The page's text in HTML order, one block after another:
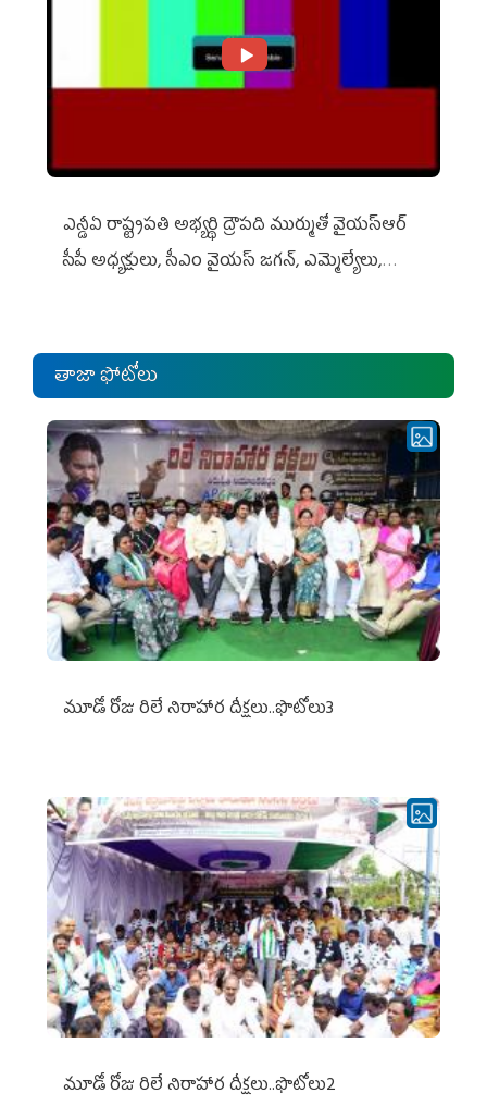
ఎన్డీఏ రాష్ట్ర‌ప‌తి అభ్య‌ర్థి ద్రౌప‌ది ముర్ముతో వైయ‌స్ఆర్
సీపీ అధ్య‌క్షులు, సీఎం వైయ‌స్ జ‌గ‌న్, ఎమ్మెల్యేలు,
తాజా ఫోటోలు
మూడో రోజు రిలే నిరాహార దీక్షలు..ఫొటోలు3
మూడో రోజు రిలే నిరాహార దీక్షలు..ఫొటోలు2